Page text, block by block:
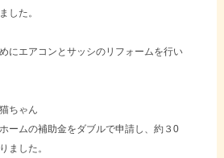
した。
にエアコンとサッシのリフォームを行い
ちゃん
ームの補助金をダブルで申請し、約３0
ました。